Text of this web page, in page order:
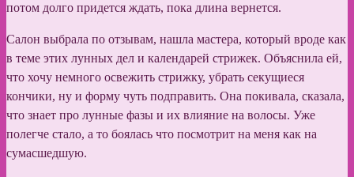
потом долго придется ждать, пока длина вернется.
Салон выбрала по отзывам, нашла мастера, который вроде как
в теме этих лунных дел и календарей стрижек. Объяснила ей,
что хочу немного освежить стрижку, убрать секущиеся
кончики, ну и форму чуть подправить. Она покивала, сказала,
что знает про лунные фазы и их влияние на волосы. Уже
полегче стало, а то боялась что посмотрит на меня как на
сумасшедшую.